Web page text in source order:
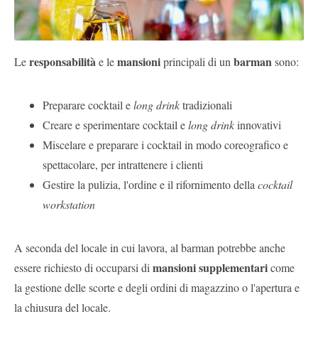
Leresponsabilitàe lemansioniprincipali di un barmansono:
Preparare cocktail elong drinktradizionali
Creare e sperimentare cocktail elong drinkinnovativi
Miscelare e preparare i cocktail in modo coreografico e
spettacolare, per intrattenere i clienti
Gestire la pulizia, l'ordine e il rifornimento della cocktail
workstation
A seconda del locale in cui lavora, al barman potrebbe anche
essere richiesto di occuparsi di mansioni supplementaricome
la gestione delle scorte e degli ordini di magazzino o l'apertura e
la chiusura del locale.